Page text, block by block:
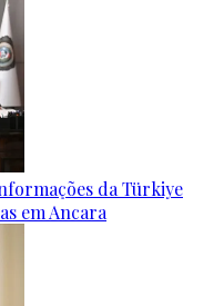
da Türkiye
em Ancara